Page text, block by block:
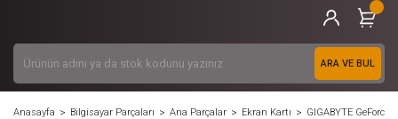
ARA VE BUL
Anasayfa Bilgisayar Parçaları Ana Parçalar Ekran Kartı GIGABYTE GeForce